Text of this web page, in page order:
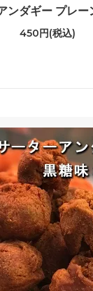
ンダギー プレー
450円(税込)